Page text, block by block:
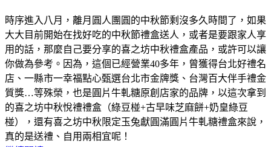
時序進入八月，離月圓人團圓的中秋節剩沒多久時間了，如果
大大目前開始在找好吃的中秋節禮盒送人，或者是要跟家人享
用的話，那麼自己要分享的喜之坊中秋禮盒產品，或許可以讓
你做為參考。因為，這個已經營業40多年，曾獲得台北好禮名
店、一縣市一幸福點心甄選台北市金牌獎、台灣百大伴手禮金
質獎…等殊榮，也是圓片牛軋糖原創店家的品牌，以這次拿到
的喜之坊中秋悅禮禮盒（綠豆椪+古早味芝麻餅+奶皇綠豆
椪），還有喜之坊中秋限定玉兔獻圓滿圓片牛軋糖禮盒來說，
真的是送禮、自用兩相宜呢！